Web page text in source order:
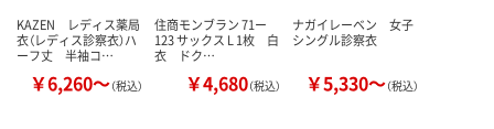
KAZEN レディス薬局
衣（レディス診察衣）ハ
ーフ丈 半袖コ…
￥6,260～（税込）
住商モンブラン 71ー
123 サックス L 1枚 白
衣 ドク…
￥4,680（税込）
ナガイレーベン 女子
シングル診察衣
￥5,330～（税込）